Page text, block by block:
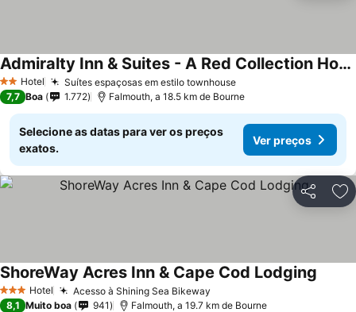
2 Estrelas
Hotel Suítes espaçosas em estilo townhouse
Admiralty Inn & Suites - A Red Collection Hotel
7,7 Boa 1.772 Falmouth, a 18.5 km de Bourne
Selecione as datas para ver os preços
exatos.
Ver preços
Partilhar
3 EstrelasHotel Acesso à Shining Sea Bikeway
ShoreWay Acres Inn & Cape Cod Lodging
8,1 Muito boa 941 Falmouth, a 19.7 km de Bourne